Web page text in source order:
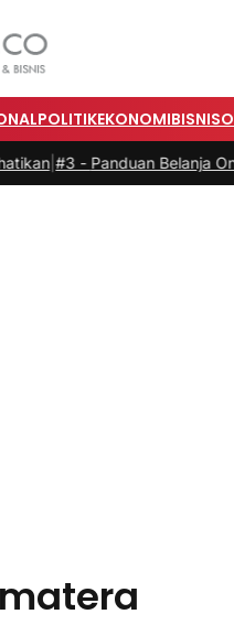
POLITIKEKONOMIBISNIS
-Panduan Belanja Online